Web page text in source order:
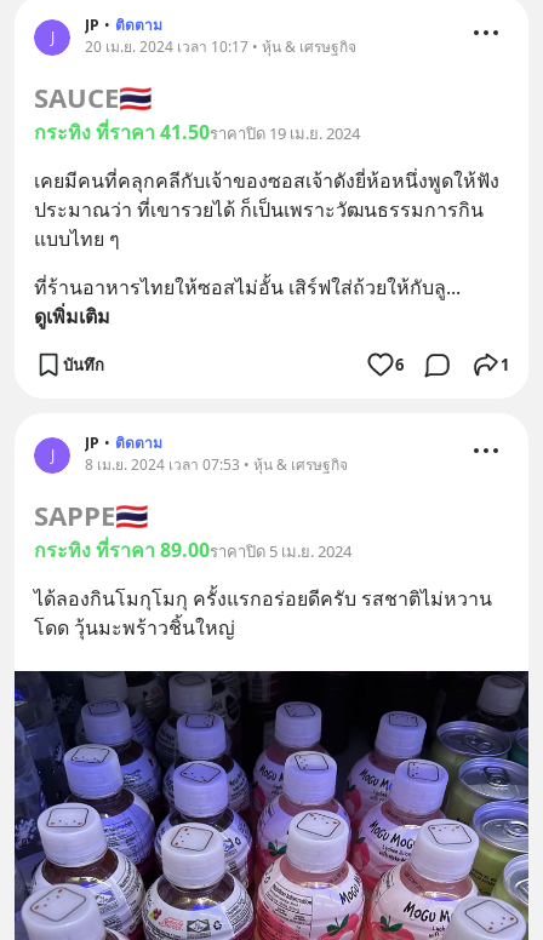
J
JP • ติดตาม
20 เม.ย. 2024 เวลา 10:17 • หุ้น & เศรษฐกิจ
SAUCE🇹🇭
กระทิง ที่ราคา 41.50ราคาปิด 19 เม.ย. 2024
เคยมีคนที่คลุกคลีกับเจ้าของซอสเจ้าดังยี่ห้อหนึ่งพูดให้ฟัง
ประมาณว่า ที่เขารวยได้ ก็เป็นเพราะวัฒนธรรมการกิน
แบบไทย ๆ
ที่ร้านอาหารไทยให้ซอสไม่อั้น เสิร์ฟใส่ถ้วยให้กับลู...
ดูเพิ่มเติม
บันทึก 6 1
J
JP • ติดตาม
8 เม.ย. 2024 เวลา 07:53 • หุ้น & เศรษฐกิจ
SAPPE🇹🇭
กระทิง ที่ราคา 89.00ราคาปิด 5 เม.ย. 2024
ได้ลองกินโมกุโมกุ ครั้งแรกอร่อยดีครับ รสชาติไม่หวาน
โดด วุ้นมะพร้าวชิ้นใหญ่